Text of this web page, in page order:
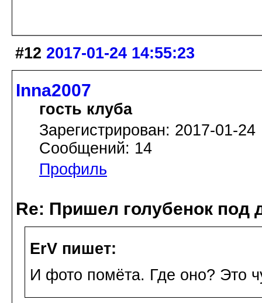
#12 2017-01-24 14:55:23
Inna2007
гость клуба
Зарегистрирован: 2017-01-24
Сообщений: 14
Профиль
Re: Пришел голубенок под
ErV пишет:
И фото помёта. Где оно? Это